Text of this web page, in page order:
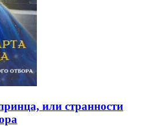
или странности